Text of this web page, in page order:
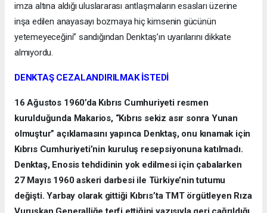
imza altına aldığı uluslararası antlaşmaların esasları üzerine
inşa edilen anayasayı bozmaya hiç kimsenin gücünün
yetemeyeceğini” sandığından Denktaş’ın uyarılarını dikkate
almıyordu.
DENKTAŞ CEZALANDIRILMAK İSTEDİ
16 Ağustos 1960’da Kıbrıs Cumhuriyeti resmen
kurulduğunda Makarios, “Kıbrıs sekiz asır sonra Yunan
olmuştur” açıklamasını yapınca Denktaş, onu kınamak için
Kıbrıs Cumhuriyeti’nin kuruluş resepsiyonuna katılmadı.
Denktaş, Enosis tehdidinin yok edilmesi için çabalarken
27 Mayıs 1960 askeri darbesi ile Türkiye’nin tutumu
değişti. Yarbay olarak gittiği Kıbrıs’ta TMT örgütleyen Rıza